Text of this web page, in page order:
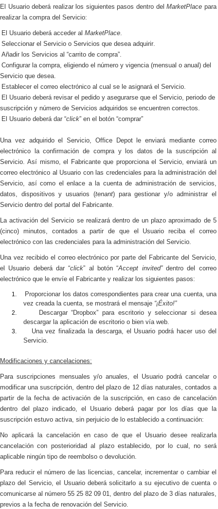
El Usuario deberá realizar los siguientes pasos dentro del MarketPlace para
realizar la compra del Servicio:
El Usuario deberá acceder al MarketPlace.
Seleccionar el Servicio o Servicios que desea adquirir.
Añadir los Servicios al “carrito de compra”.
Configurar la compra, eligiendo el número y vigencia (mensual o anual) del
Servicio que desea.
Establecer el correo electrónico al cual se le asignará el Servicio.
El Usuario deberá revisar el pedido y asegurarse que el Servicio, periodo de
suscripción y número de Servicios adquiridos se encuentren correctos.
El Usuario deberá dar “click” en el botón “comprar”
Una vez adquirido el Servicio, Office Depot le enviará mediante correo
electrónico
la confirmación de compra y los datos de la suscripción al
Servicio. Así mismo, el Fabricante que proporciona el Servicio, enviará un
correo electrónico al Usuario con las credenciales para la administración del
Servicio, así como el enlace a la cuenta de administración de servicios,
datos, dispositivos y usuarios (tenant) para gestionar y/o administrar el
Servicio dentro del portal del Fabricante.
La activación del Servicio se realizará dentro de un plazo aproximado de 5
(cinco) minutos, contados a partir de que el Usuario reciba el correo
electrónico con las credenciales para la administración del Servicio.
Una vez recibido el correo electrónico por parte del Fabricante del Servicio,
el Usuario deberá dar “click” al botón “Accept invited”dentro del correo
electrónico que le envíe el Fabricante y realizar los siguientes pasos:
1.
Proporcionar los datos correspondientes para crear una cuenta, una
vez creada la cuenta, se mostrará el mensaje “¡Éxito!”
2.
Descargar “Dropbox” para escritorio y seleccionar si desea
descargar la aplicación de escritorio o bien vía web.
3.
Una vez finalizada la descarga, el Usuario podrá hacer uso del
Servicio.
Modificaciones y cancelaciones:
Para suscripciones mensuales y/o anuales, el Usuario podrá cancelar o
modificar una suscripción, dentro del plazo de 12 días naturales, contados a
partir de la fecha de activación de la suscripción, en caso de cancelación
dentro del plazo indicado, el Usuario deberá pagar por los días que la
suscripción estuvo activa, sin perjuicio de lo establecido a continuación:
No aplicará la cancelación en caso de que el Usuario desee realizarla
cancelación con posterioridad al plazo establecido, por lo cual, no será
aplicable ningún tipo de reembolso o devolución.
Para reducir el número de las licencias, cancelar, incrementar o cambiar el
plazo del Servicio, el Usuario deberá solicitarlo a su ejecutivo de cuenta o
comunicarse al número 55 25 82 09 01, dentro del plazo de 3 días naturales,
previos a la fecha de renovación del Servicio.